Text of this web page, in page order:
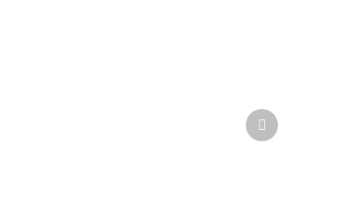
Další
produkt